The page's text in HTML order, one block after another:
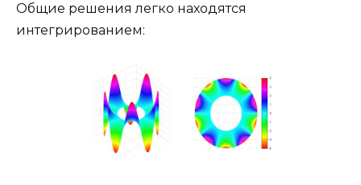
Общие решения легко находятся
интегрированием: